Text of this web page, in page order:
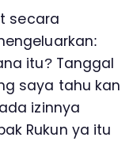
secara
itu? Tanggal
saya tahu kan
izinnya
Rukun ya itu